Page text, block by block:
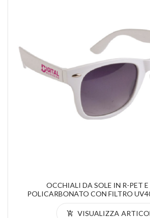
OCCHIALI DA SOLE IN R-PET
POLICARBONATO CON FILTRO
VISUALIZZA